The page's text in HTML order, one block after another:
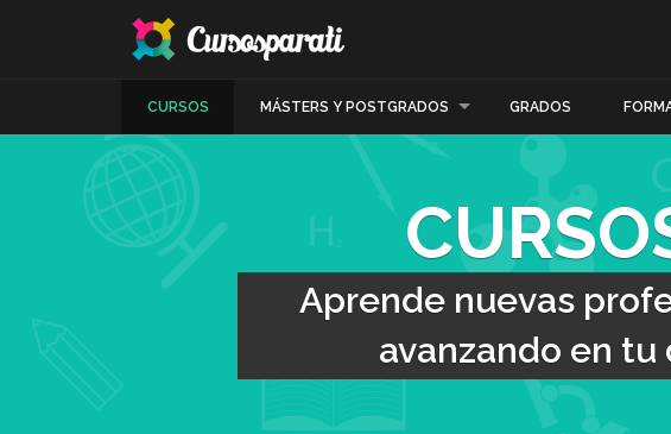
CURSOS MÁSTERS Y POSTGRADOS GRADOS
Aprende nuevas
avanzando en